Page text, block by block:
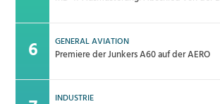
GENERAL AVIATION
Premiere der Junkers A60 auf der AERO
INDUSTRIE